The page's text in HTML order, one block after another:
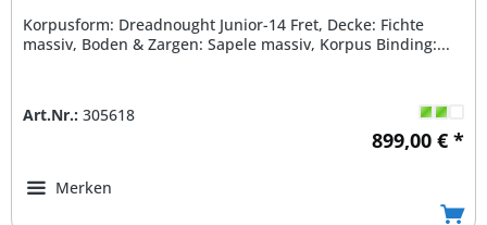
Korpusform: Dreadnought Junior-14 Fret, Decke: Fichte
massiv, Boden & Zargen: Sapele massiv, Korpus Binding:...
Art.Nr.: 305618
899,00 € *
Merken